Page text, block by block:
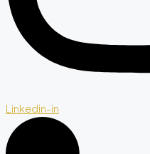
Linkedin-in